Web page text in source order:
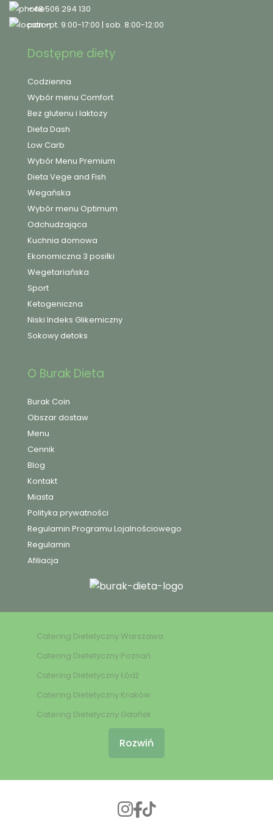
+48 506 294 130
pon.-pt. 9:00-17:00 | sob. 8:00-12:00
Dostępne diety
Codzienna
Wybór menu Comfort
Bez glutenu i laktozy
Dieta Dash
Low Carb
Wybór Menu Premium
Dieta Vege and Fish
Wegańska
Wybór menu Optimum
Odchudzająca
Kuchnia domowa
Ekonomiczna 3 posiłki
Wegetariańska
Sport
Ketogeniczna
Niski Indeks Glikemiczny
Sokowy detoks
O Burak Dieta
Burak Coin
Obszar dostaw
Menu
Cennik
Blog
Kontakt
Miasta
Polityka prywatności
Regulamin Programu Lojalnościowego
Regulamin
Afiliacja
Catering Dietetyczny Warszawa
Catering Dietetyczny Poznań
Catering Dietetyczny Łódź
Catering Dietetyczny Kraków
Catering Dietetyczny Gdańsk
Rozwiń